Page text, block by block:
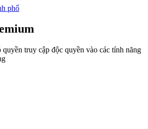
phố
quyền truy cập độc quyền vào các tính năng